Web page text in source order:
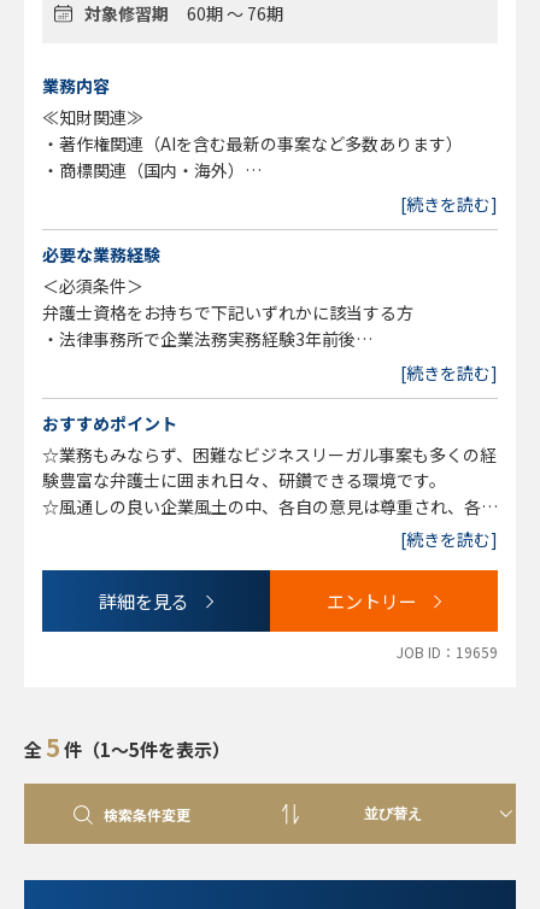
対象修習期
60期 ～ 76期
業務内容
≪知財関連≫
・著作権関連（AIを含む最新の事案など多数あります）
・商標関連（国内・海外）
・訴訟対応（当社著作権への侵害など）
≪コンプライアンス業務≫
・LP（ランディングページ）などのWeb広告審査（景表
法・特商法など）など
・個人情報保護法・消費者契約法などの消費者保護
・その他、規制当局対応・利益相反事例など
・事業譲渡やM&Aなど
・新規事業起案
≪投資助言に関わる金商法（グループ2社で展開する投資助
言業（2社共に登録免許有））≫
・LP（ランディングページ）などのWeb広告審査など
・一般投資家保護
・その他、規制当局対応・利益相反事例など
[続きを読む]
必要な業務経験
＜必須条件＞
弁護士資格をお持ちで下記いずれかに該当する方
・法律事務所で企業法務実務経験3年前後
（※3年未満でも経験次第で応相談となります。また一般民
・事業会社での企業法務経験3年前後
＜歓迎要項＞
・ビジネス的な思考力をお持ちの方
・コミュニケーション能力が高い方
・好奇心旺盛な方
[続きを読む]
おすすめポイント
☆業務もみならず、困難なビジネスリーガル事案も多くの経
験豊富な弁護士に囲まれ日々、研鑽できる環境です。
☆風通しの良い企業風土の中、各自の意見は尊重され、各々
の裁量も大きいので、自分でどんどん業務を進めていくこと
☆法務・コンプライアンス部は子育て中の社員が多く、在宅
勤務も可能であるため、育児と両立しながら働ける環境が整
っています。急なお休みや時短勤務にも理解がある職場なの
[続きを読む]
詳細を見る エントリー
JOB ID：19659
全 5件（1～5件を表示）
検索条件変更